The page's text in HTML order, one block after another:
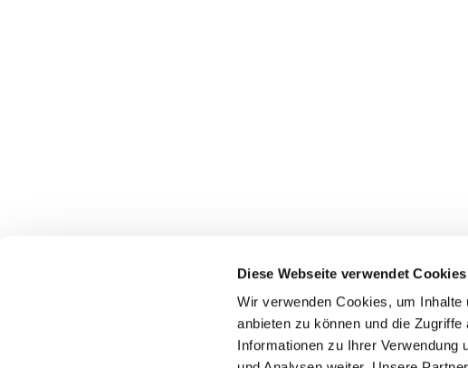
Diese Webseite verwendet Cookies
Wir verwenden Cookies, um
anbieten zu können und die
Informationen zu Ihrer Verwendung
Pfarrei St. Dionysius Herne